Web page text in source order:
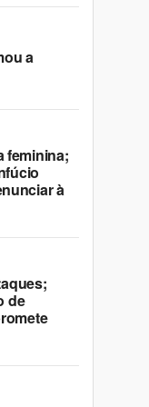
a
feminina;
à
de